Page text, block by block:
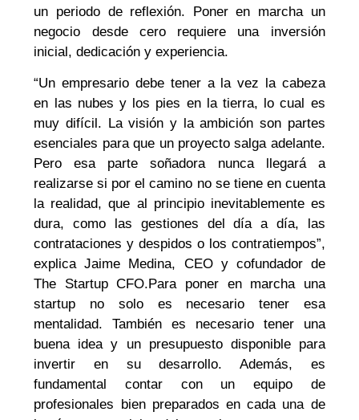
un periodo de reflexión. Poner en marcha un
negocio desde cero requiere una inversión
inicial, dedicación y experiencia.
“Un empresario debe tener a la vez la cabeza
en las nubes y los pies en la tierra, lo cual es
muy difícil. La visión y la ambición son partes
esenciales para que un proyecto salga adelante.
Pero esa parte soñadora nunca llegará a
realizarse si por el camino no se tiene en cuenta
la realidad, que al principio inevitablemente es
dura, como las gestiones del día a día, las
contrataciones y despidos o los contratiempos”,
explica Jaime Medina, CEO y cofundador de
The Startup CFO.Para poner en marcha una
startup no solo es necesario tener esa
mentalidad. También es necesario tener una
buena idea y un presupuesto disponible para
invertir en su desarrollo. Además, es
fundamental contar con un equipo de
profesionales bien preparados en cada una de